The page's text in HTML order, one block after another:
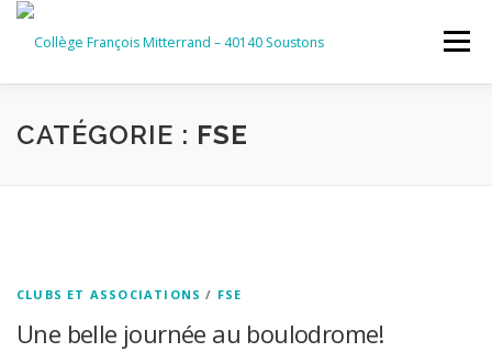
Aller
contenu
Menu
ACCUEIL RUBRIQUES
INSTANCES ET PARTENAIRES
CATÉGORIE : FSE
CLUBS ET ASSOCIATIONS / FSE
Une belle journée au boulodrome!